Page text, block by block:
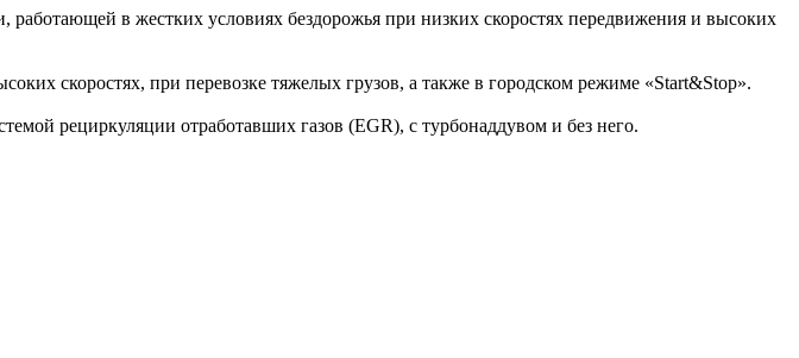
в жестких условиях бездорожья при низких скоростях передвижения и высоких
скоростях, при перевозке тяжелых грузов, а также в городском режиме «Start&Stop».
рециркуляции отработавших газов (EGR), с турбонаддувом и без него.